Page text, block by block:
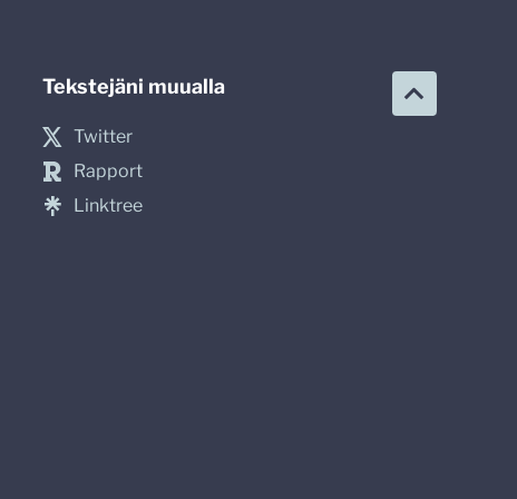
Tekstejäni muualla
Twitter
Rapport
Linktree